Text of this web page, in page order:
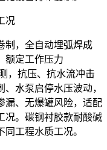
况
制，全自动埋弧焊成
额定工作压力
，抗压、抗水流冲击
水泵启停水压波动，
漏、无爆罐风险，适配
况。碳钢衬胶款耐酸碱
工程水质工况。